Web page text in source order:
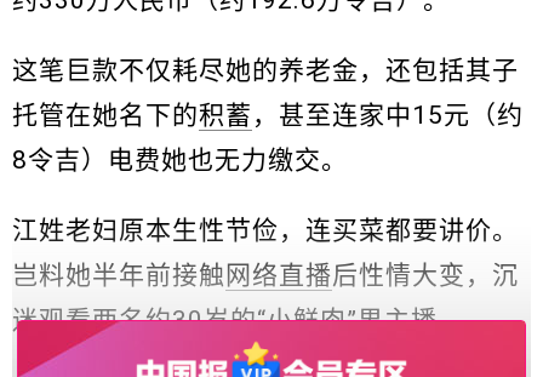
这笔巨款不仅耗尽她的养老金，还包括其子
托管在她名下的积蓄 ，甚至连家中15元（约
8令吉）电费她也无力缴交。
江姓老妇原本生性节俭，连买菜都要讲价。
岂料她半年前接触网络直播后性情大变，沉
迷观看两名约30岁的“小鲜肉”男主播。